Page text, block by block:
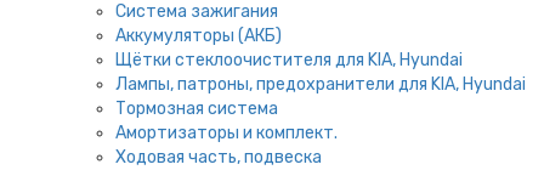
Система зажигания
Аккумуляторы (АКБ)
Щётки стеклоочистителя для KIA, Hyundai
Лампы, патроны, предохранители для KIA, Hyundai
Тормозная система
Амортизаторы и комплект.
Ходовая часть, подвеска